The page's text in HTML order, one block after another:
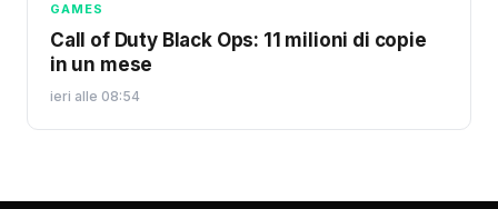
GAMES
Call of Duty Black Ops: 11 milioni di copie
in un mese
ieri alle 08:54